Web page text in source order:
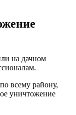
на дачном
всему району,
уничтожение